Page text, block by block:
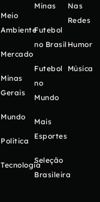
Meio
Ambiente
Mercado
Minas
Gerais
Mundo
Política
Tecnologia
Minas
Futebol
no Brasil
Futebol
no
Mundo
Mais
Esportes
Seleção
Brasileira
Nas
Redes
Humor
Música